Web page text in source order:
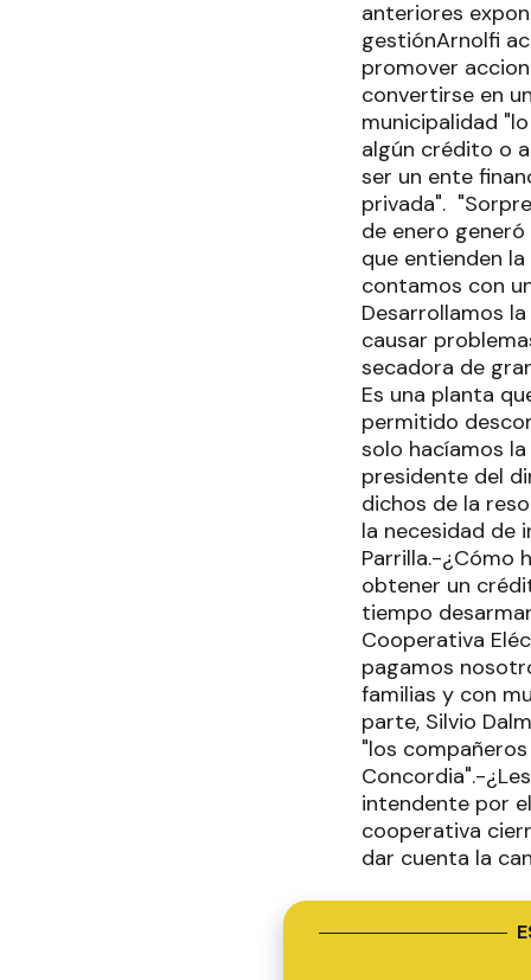
anteriores
gestiónArnolfi
promover
convertirse en
municipalidad
algún crédito o
ser un ente
privada".
de enero
que entienden
contamos con
Desarrollamos
causar
secadora de
Es una planta
permitido
solo hacíamos
presidente del
dichos de la
la necesidad de
Parrilla.-¿Cómo
obtener un
tiempo
Cooperativa
pagamos
familias y con
parte, Silvio
"los
Concordia".-
intendente por
cooperativa
dar cuenta la